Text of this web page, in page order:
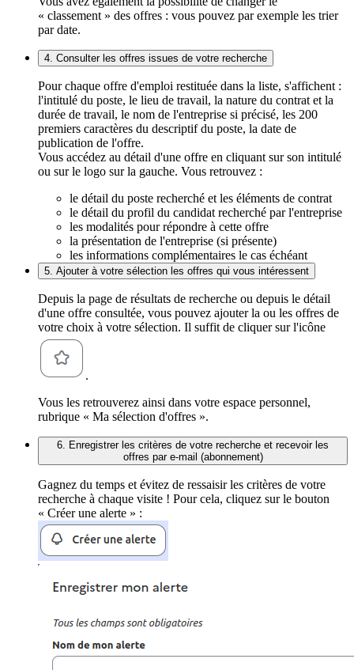
« classement » des offres : vous pouvez par exemple les trier
par date.
4. Consulter les offres issues de votre recherche
Pour chaque offre d'emploi restituée dans la liste, s'affichent :
l'intitulé du poste, le lieu de travail, la nature du contrat et la
durée de travail, le nom de l'entreprise si précisé, les 200
premiers caractères du descriptif du poste, la date de
publication de l'offre.
Vous accédez au détail d'une offre en cliquant sur son intitulé
ou sur le logo sur la gauche. Vous retrouvez :
le détail du poste recherché et les éléments de contrat
le détail du profil du candidat recherché par l'entreprise
les modalités pour répondre à cette offre
la présentation de l'entreprise (si présente)
les informations complémentaires le cas échéant
5. Ajouter à votre sélection les offres qui vous intéressent
Depuis la page de résultats de recherche ou depuis le détail
d'une offre consultée, vous pouvez ajouter la ou les offres de
votre choix à votre sélection. Il suffit de cliquer sur l'icône
.
Vous les retrouverez ainsi dans votre espace personnel,
rubrique « Ma sélection d'offres ».
6. Enregistrer les critères de votre recherche et recevoir les
offres par e-mail (abonnement)
Gagnez du temps et évitez de ressaisir les critères de votre
recherche à chaque visite ! Pour cela, cliquez sur le bouton
« Créer une alerte » :